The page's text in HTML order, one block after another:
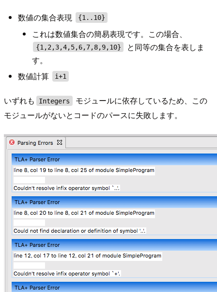
数値の集合表現 {1..10}
これは数値集合の簡易表現です。この場合、
{1,2,3,4,5,6,7,8,9,10}
と同等の集合を表しま
す。
数値計算
i+1
いずれも Integers
モジュールに依存しているため、この
モジュールがないとコードのパースに失敗します。